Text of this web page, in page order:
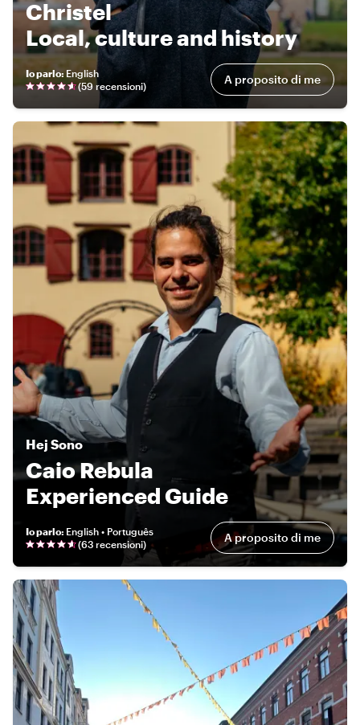
Christel
Local, culture and history
Io parlo: English
(59 recensioni) A proposito di me
Hej Sono
Caio Rebula
Experienced Guide
Io parlo: English • Português
(63 recensioni) A proposito di me